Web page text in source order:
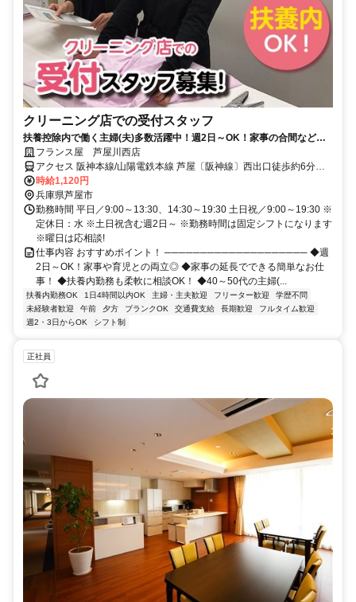
クリーニング店での受付スタッフ
扶養控除内で働く主婦(夫)多数活躍中！週2日～OK！家事の合間などの
短時間勤務OK！丁寧な研修あり！
フランス屋 芦屋川西店
アクセス 阪神本線/山陽電鉄本線 芦屋〔阪神線〕西出口徒歩約6分、
阪急神戸本線 芦屋川南出口徒歩約8分、ＪＲ東海道本線 芦屋〔ＪＲ〕
南口徒歩約10分
時給1,120円
兵庫県芦屋市
勤務時間 平日／9:00～13:30、14:30～19:30 土日祝／9:00～19:30 ※
定休日：水 ※土日祝含む週2日～ ※勤務時間は固定シフトになります
※曜日は応相談!
仕事内容 おすすめポイント！ ──────────────────── ◆週
2日～OK！家事や育児との両立◎ ◆家事の延長でできる簡単なお仕
事！ ◆扶養内勤務も柔軟に相談OK！ ◆40～50代の主婦(...
扶養内勤務OK 1日4時間以内OK 主婦・主夫歓迎 フリーター歓迎
学歴不問
未経験者歓迎
午前 夕方 ブランクOK 交通費支給 長期歓迎
フルタイム歓迎
週2・3日からOK
シフト制
正社員